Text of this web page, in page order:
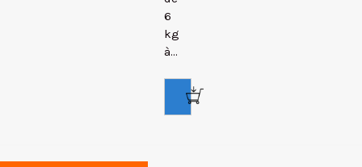
6
kg
à...